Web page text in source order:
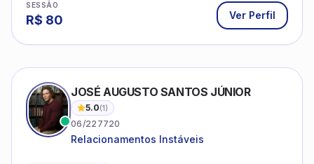
SESSÃO
R$ 80 Ver Perfil
JOSÉ AUGUSTO SANTOS JÚNIOR
5.0(1)
06/227720
Relacionamentos Instáveis